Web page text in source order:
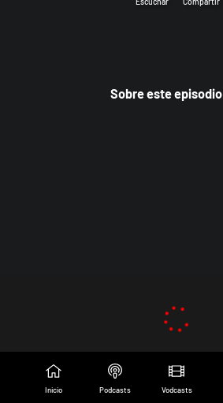
Escuchar Compartir
Sobre este episodio
Inicio Podcasts Vodcasts